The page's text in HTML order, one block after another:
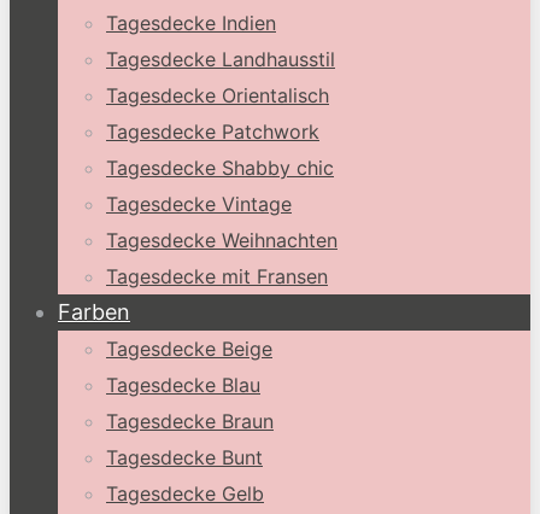
Tagesdecke Indien
Tagesdecke Landhausstil
Tagesdecke Orientalisch
Tagesdecke Patchwork
Tagesdecke Shabby chic
Tagesdecke Vintage
Tagesdecke Weihnachten
Tagesdecke mit Fransen
Farben
Tagesdecke Beige
Tagesdecke Blau
Tagesdecke Braun
Tagesdecke Bunt
Tagesdecke Gelb